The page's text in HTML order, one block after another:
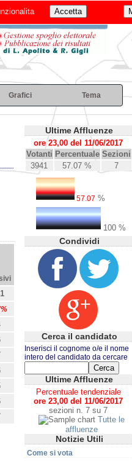
Grafici Tema
Ultime Affluenze
ore 23,00 del 11/06/2017
Votanti Percentuale Sezioni
3941
57.07 % 7
57.07 %
100 %
Condividi
Cerca il candidato
Inserisci il cognome o/e il nome
intero del candidato da cercare
Ultime Affluenze
Percentuale tendenziale
ore 23,00 del 11/06/2017
sezioni n. 7 su 7
Tutte le
affluenze
Notizie Utili
Come si vota